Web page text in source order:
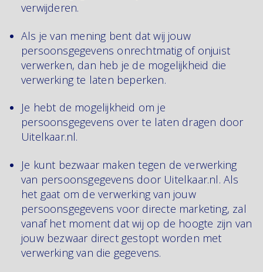
verwijderen.
Als je van mening bent dat wij jouw
persoonsgegevens onrechtmatig of onjuist
verwerken, dan heb je de mogelijkheid die
verwerking te laten beperken.
Je hebt de mogelijkheid om je
persoonsgegevens over te laten dragen door
Uitelkaar.nl.
Je kunt bezwaar maken tegen de verwerking
van persoonsgegevens door Uitelkaar.nl. Als
het gaat om de verwerking van jouw
persoonsgegevens voor directe marketing, zal
vanaf het moment dat wij op de hoogte zijn van
jouw bezwaar direct gestopt worden met
verwerking van die gegevens.